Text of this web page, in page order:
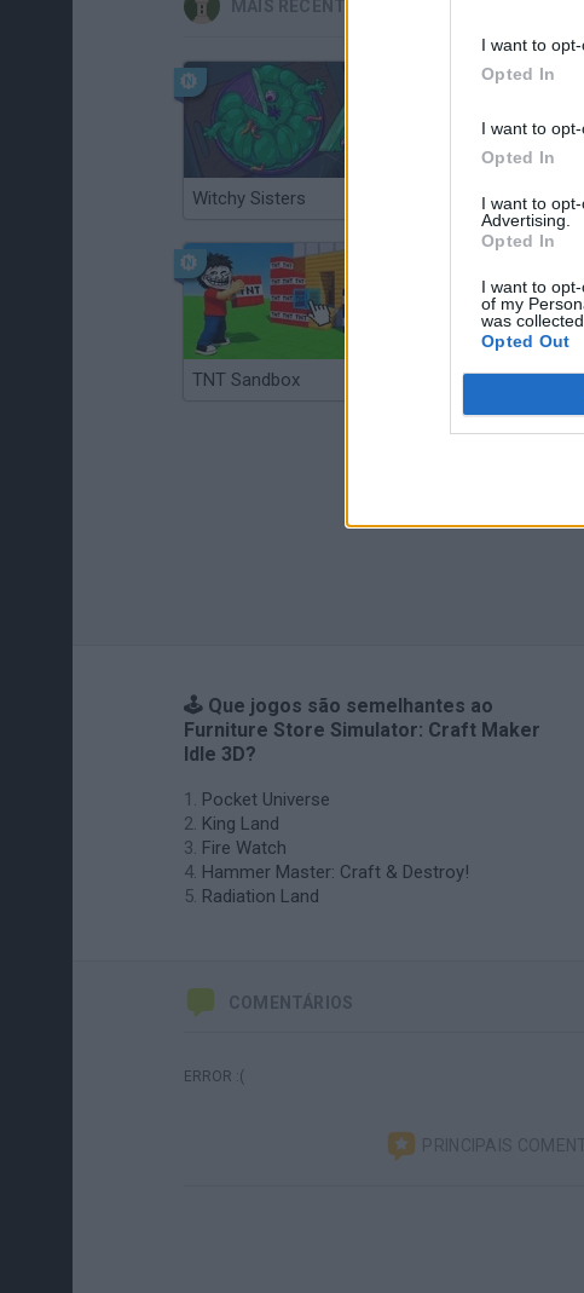
I want to
Opted In
I want to
Opted In
I want to
Advertising.
Opted In
I want to
of my
was collected.
Opted Out
MAIS RECENTES JOGOS DE ESTRATÉGIA
Witchy Sisters Smash and Break
TNT Sandbox Arrow Escape Master
🕹️ Que jogos são semelhantes ao
Furniture Store Simulator: Craft Maker
Idle 3D?
Pocket Universe
King Land
Fire Watch
Hammer Master: Craft & Destroy!
Radiation Land
COMENTÁRIOS
ERROR :(
PRINCIPAIS